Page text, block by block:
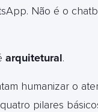
Não é o
arquitetural.
humanizar o
pilares